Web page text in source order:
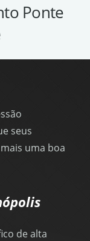
Ponte
seus
uma boa
de alta